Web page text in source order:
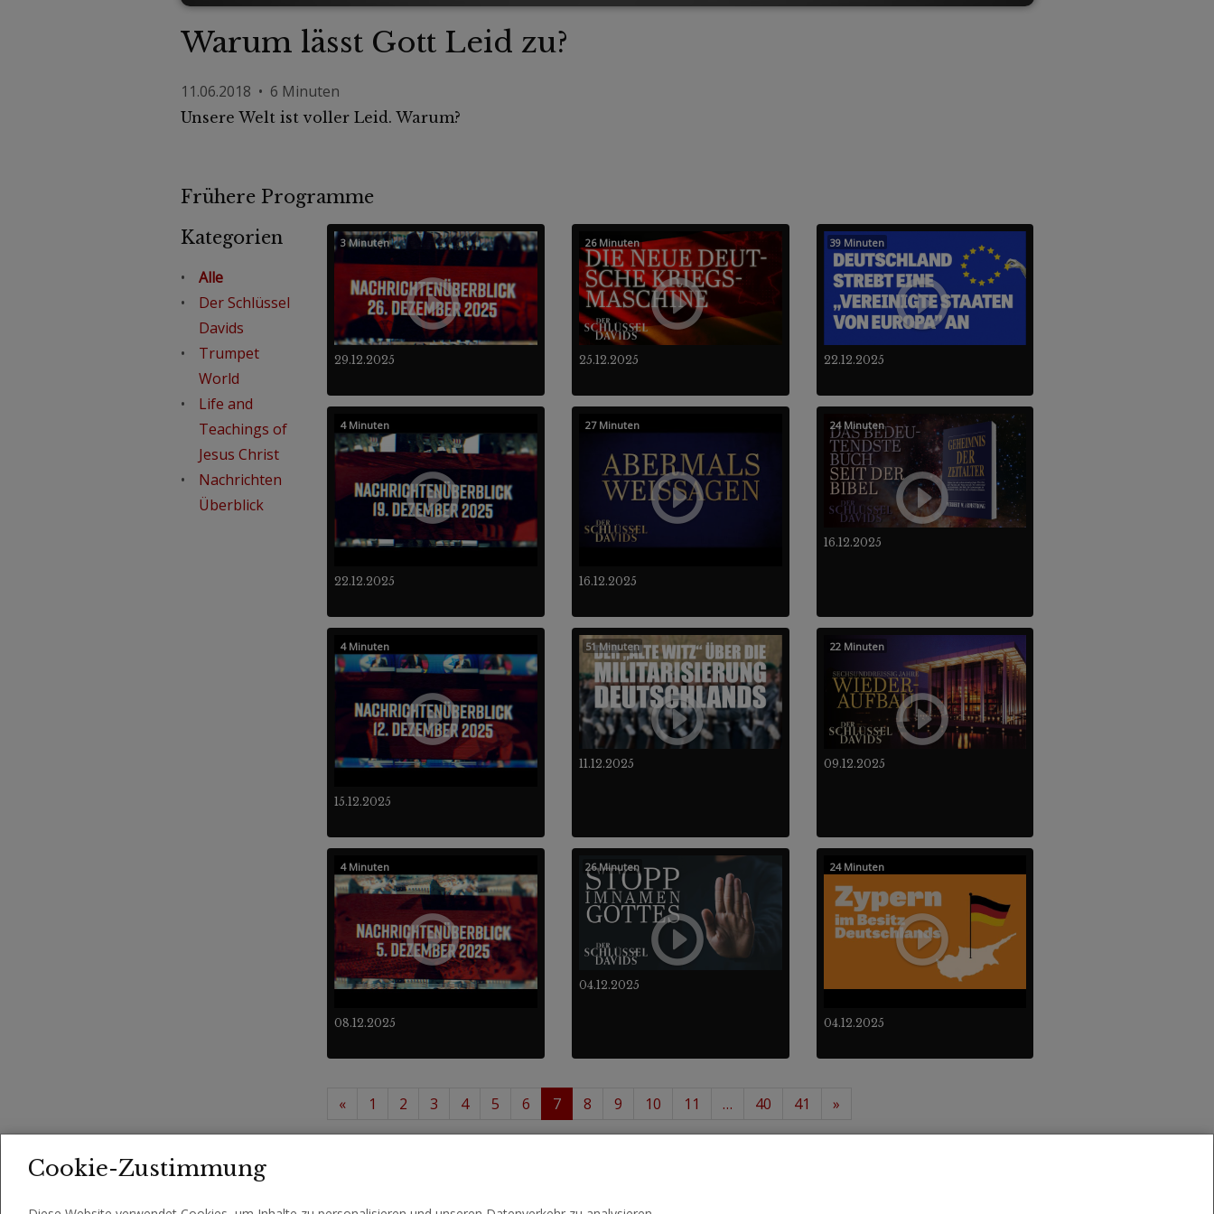
Warum lässt Gott Leid zu?
11.06.2018 • 6 Minuten
Unsere Welt ist voller Leid. Warum?
Frühere Programme
Kategorien
Alle
Der Schlüssel
Davids
Trumpet
World
Life and
Teachings of
Jesus Christ
Nachrichten
Überblick
29.12.2025
3 Minuten
25.12.2025
26 Minuten
22.12.2025
39 Minuten
22.12.2025
4 Minuten
16.12.2025
27 Minuten
16.12.2025
24 Minuten
15.12.2025
4 Minuten
11.12.2025
51 Minuten
09.12.2025
22 Minuten
08.12.2025
4 Minuten
04.12.2025
26 Minuten
04.12.2025
24 Minuten
« 1 2 3 4 5 6 7 8 9 10 11 … 40 41
»
Cookie-Zustimmung